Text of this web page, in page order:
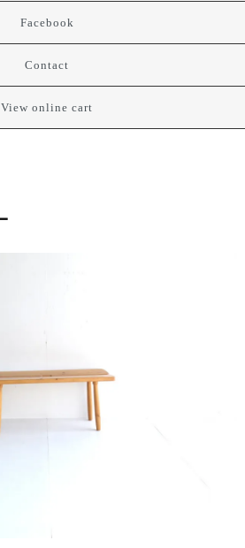
Facebook
Contact
View online cart